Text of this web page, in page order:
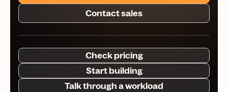
Contact sales
Check pricing
Start building
Talk through a workload